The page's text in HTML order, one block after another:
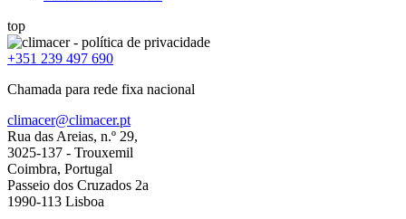
top
+351 239 497 690
Chamada para rede fixa nacional
climacer@climacer.pt
Rua das Areias, n.º 29,
3025-137 - Trouxemil
Coimbra, Portugal
Passeio dos Cruzados 2a
1990-113 Lisboa